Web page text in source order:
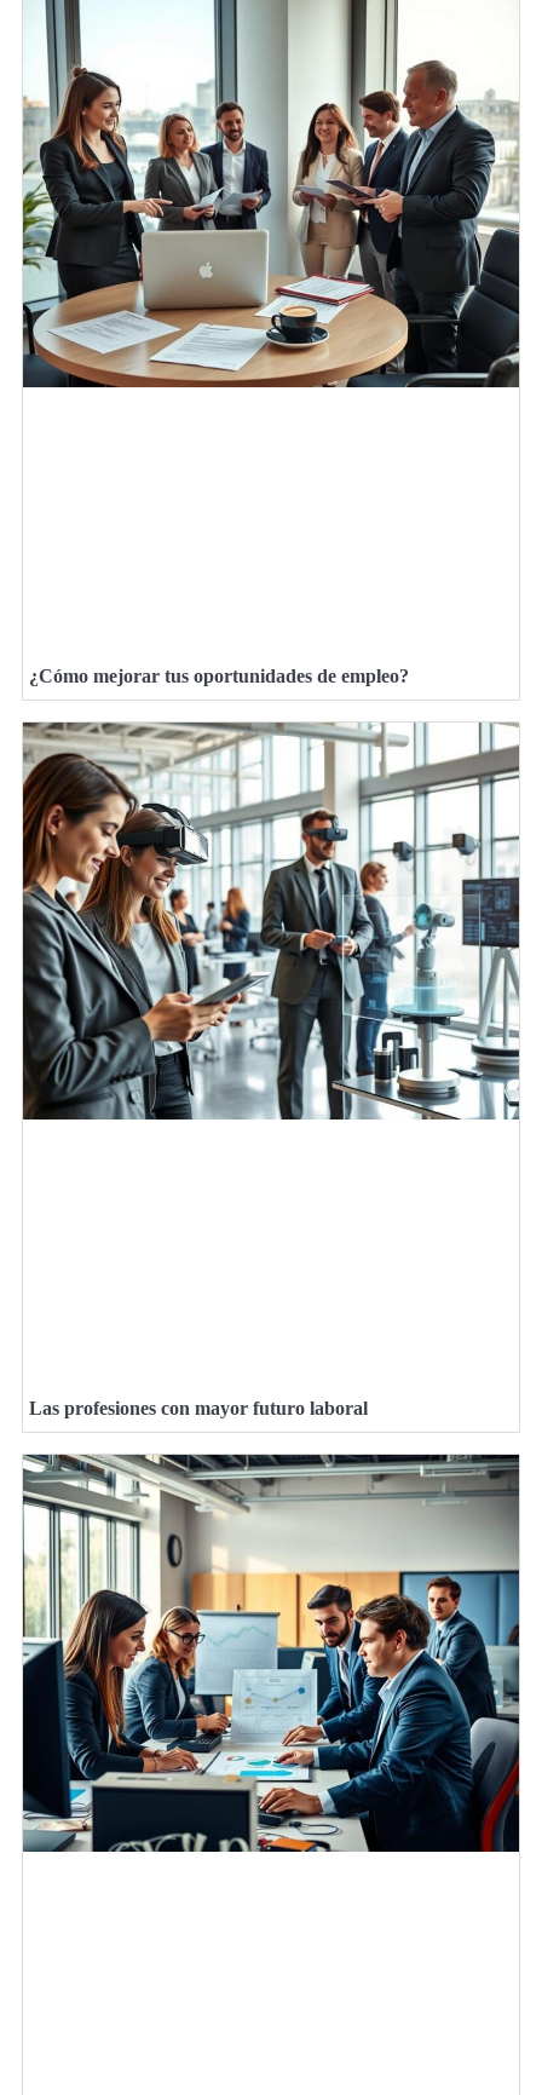
¿Cómo mejorar tus oportunidades de empleo?
Las profesiones con mayor futuro laboral